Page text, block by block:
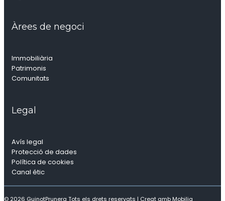
Àrees de negoci
Immobiliària
Patrimonis
Comunitats
Legal
Avís legal
Protecció de dades
Política de cookies
Canal étic
© 2026 GuinotPrunera Tots els drets reservats | Creat amb Mobilia